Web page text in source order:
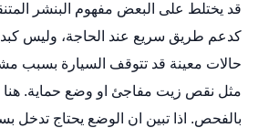
قد يختلط على البعض مفهوم البنشر
كدعم طريق سريع عند الحاجة، وليس
حالات معينة قد تتوقف السيارة بسبب
مثل نقص زيت مفاجئ او وضع حماية. هنا
بالفحص. اذا تبين ان الوضع يحتاج تدخل